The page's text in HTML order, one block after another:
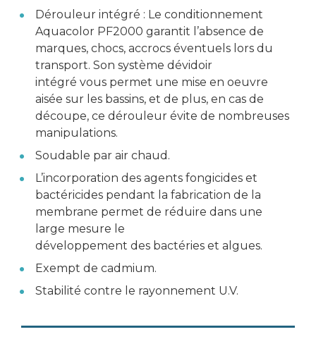
Dérouleur intégré : Le conditionnement
Aquacolor PF2000 garantit l’absence de
marques, chocs, accrocs éventuels lors du
transport. Son système dévidoir
intégré vous permet une mise en oeuvre
aisée sur les bassins, et de plus, en cas de
découpe, ce dérouleur évite de nombreuses
manipulations.
Soudable par air chaud.
L’incorporation des agents fongicides et
bactéricides pendant la fabrication de la
membrane permet de réduire dans une
large mesure le
développement des bactéries et algues.
Exempt de cadmium.
Stabilité contre le rayonnement U.V.